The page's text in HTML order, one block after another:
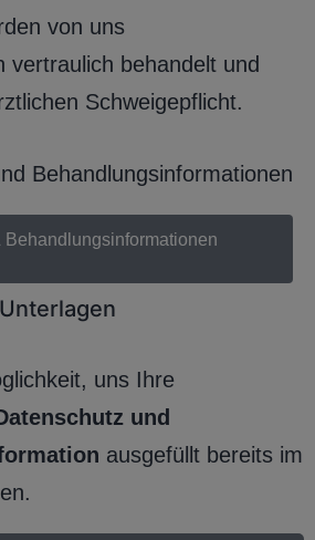
von uns
vertraulich behandelt und
Schweigepflicht.
Behandlungsinformationen
uns Ihre
und
ausgefüllt bereits im